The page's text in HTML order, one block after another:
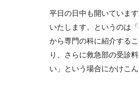
平日の日中も開いていま
いたします。というのは
から専門の科に紹介する
り、さらに救急部の受診
い」という場合にかけこ